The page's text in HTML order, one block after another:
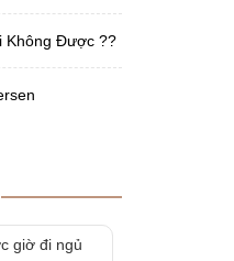
Không Được ??
giờ đi ngủ